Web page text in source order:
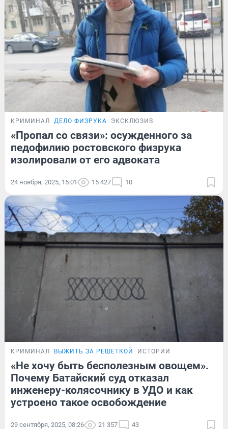
КРИМИНАЛ ДЕЛО ФИЗРУКА ЭКСКЛЮЗИВ
«Пропал со связи»: осужденного за
педофилию ростовского физрука
изолировали от его адвоката
24 ноября, 2025, 15:01 15 427 10
КРИМИНАЛ ВЫЖИТЬ ЗА РЕШЕТКОЙ ИСТОРИИ
«Не хочу быть бесполезным овощем».
Почему Батайский суд отказал
инженеру-колясочнику в УДО и как
устроено такое освобождение
29 сентября, 2025, 08:26 21 357 43